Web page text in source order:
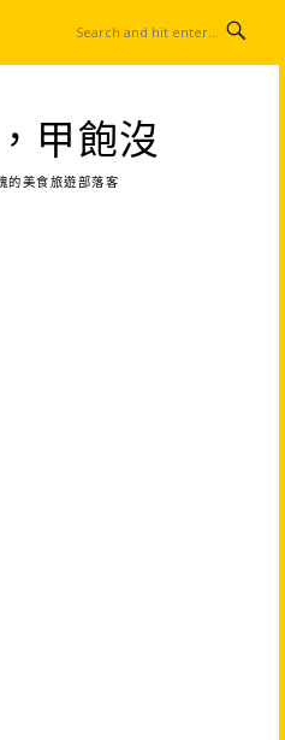
甲飽沒
的美食旅遊部落客